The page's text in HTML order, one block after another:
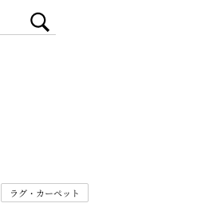
ラグ・カーペット